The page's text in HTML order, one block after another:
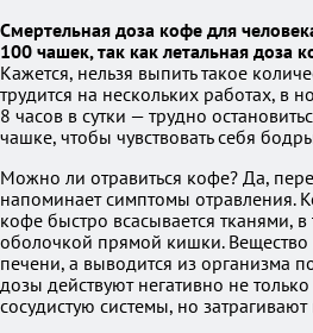
Смертельная доза кофе для
100 чашек, так как летальная доза
Кажется, нельзя выпить такое
трудится на нескольких работах, в
8 часов в сутки — трудно
чашке, чтобы чувствовать себя
Можно ли отравиться кофе? Да,
напоминает симптомы отравления.
кофе быстро всасывается тканями, в
оболочкой прямой кишки. Вещество
печени, а выводится из организма
дозы действуют негативно не
сосудистую системы, но